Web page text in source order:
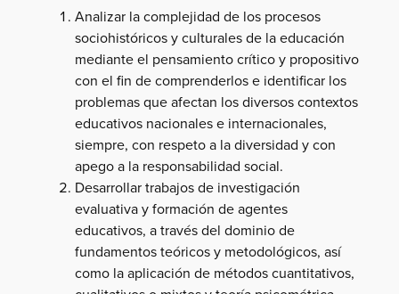
Analizar la complejidad de los procesos
sociohistóricos y culturales de la educación
mediante el pensamiento crítico y propositivo
con el fin de comprenderlos e identificar los
problemas que afectan los diversos contextos
educativos nacionales e internacionales,
siempre, con respeto a la diversidad y con
apego a la responsabilidad social.
Desarrollar trabajos de investigación
evaluativa y formación de agentes
educativos, a través del dominio de
fundamentos teóricos y metodológicos, así
como la aplicación de métodos cuantitativos,